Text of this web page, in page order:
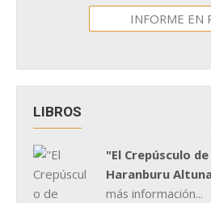
INFORME EN
LIBROS
"El Crepúsculo
Haranburu
más información...